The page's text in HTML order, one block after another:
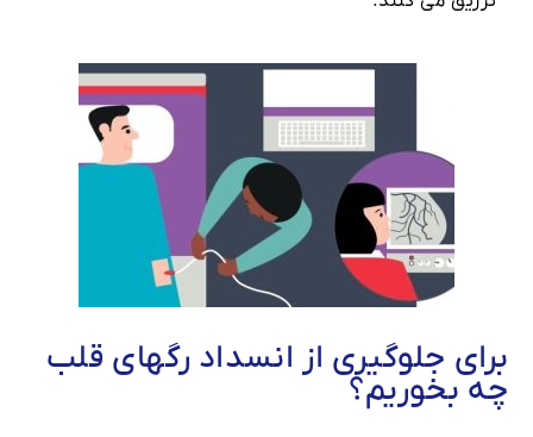
برای جلوگیری از انسداد رگهای قلب
چه بخوریم؟